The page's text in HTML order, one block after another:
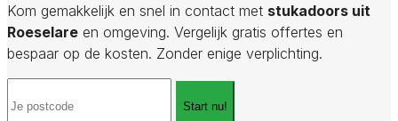
Kom gemakkelijk en snel in contact met stukadoors uit
Roeselare en omgeving. Vergelijk gratis offertes en
bespaar op de kosten. Zonder enige verplichting.
Start nu!